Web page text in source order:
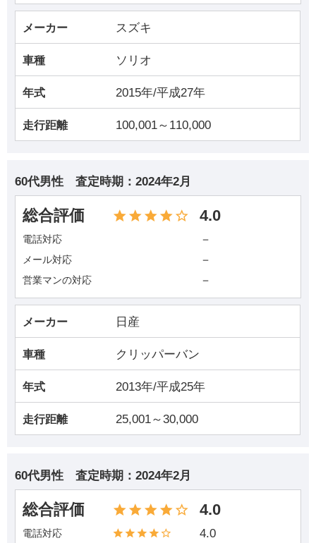
メーカー スズキ
車種 ソリオ
年式 2015年/平成27年
走行距離 100,001～110,000
60代男性 査定時期： 2024年2月
総合評価 4.0
電話対応 －
メール対応 －
営業マンの対応 －
メーカー 日産
車種 クリッパーバン
年式 2013年/平成25年
走行距離 25,001～30,000
60代男性 査定時期： 2024年2月
総合評価 4.0
電話対応 4.0